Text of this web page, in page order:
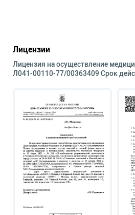
Лицензии
Лицензия на осуществление
Л041-00110-77/00363409 Срок